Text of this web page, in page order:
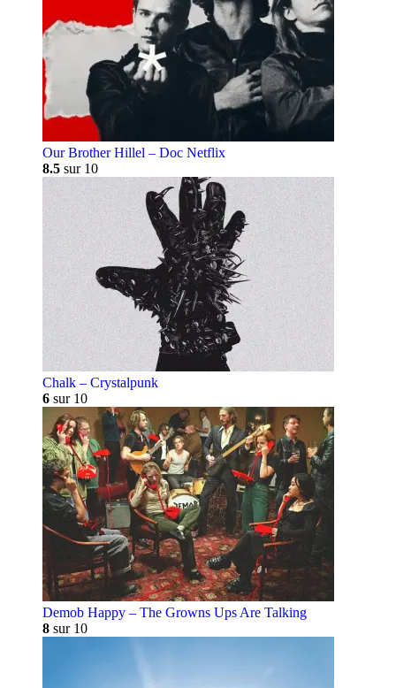
Our Brother Hillel – Doc Netflix
8.5 sur 10
Chalk – Crystalpunk
6 sur 10
Demob Happy – The Growns Ups Are Talking
8 sur 10